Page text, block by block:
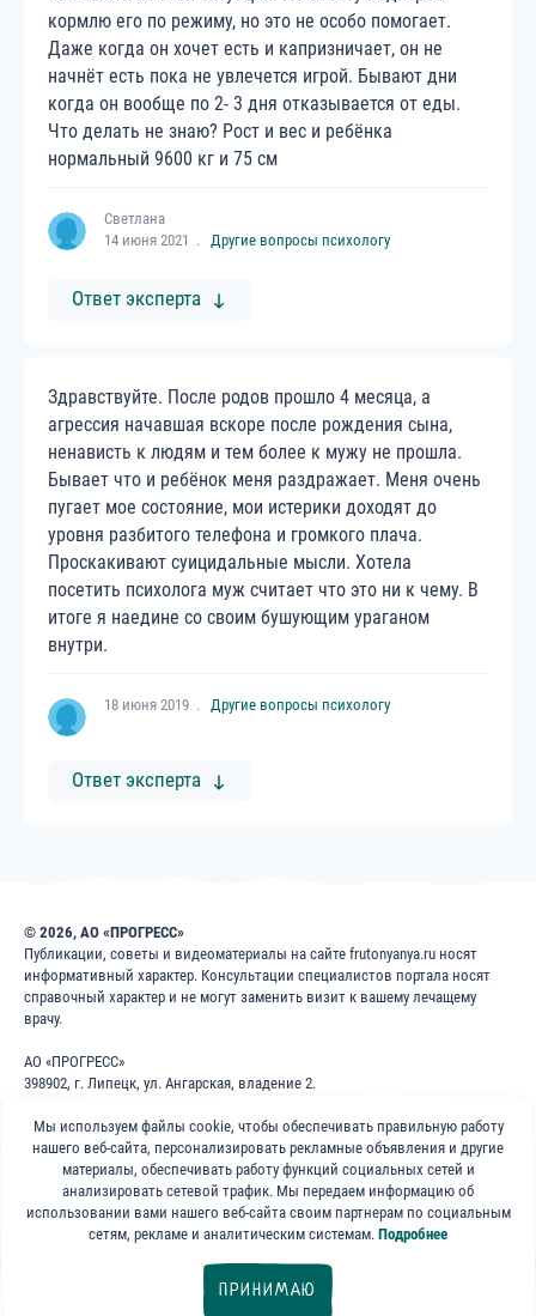
кормлю его по режиму, но это не особо помогает.
Даже когда он хочет есть и капризничает, он не
начнёт есть пока не увлечется игрой. Бывают дни
когда он вообще по 2- 3 дня отказывается от еды.
Что делать не знаю? Рост и вес и ребёнка
нормальный 9600 кг и 75 см
Светлана
14 июня 2021
Другие вопросы психологу
Ответ эксперта
Здравствуйте. После родов прошло 4 месяца, а
агрессия начавшая вскоре после рождения сына,
ненависть к людям и тем более к мужу не прошла.
Бывает что и ребёнок меня раздражает. Меня очень
пугает мое состояние, мои истерики доходят до
уровня разбитого телефона и громкого плача.
Проскакивают суицидальные мысли. Хотела
посетить психолога муж считает что это ни к чему. В
итоге я наедине со своим бушующим ураганом
внутри.
18 июня 2019 Другие вопросы психологу
Ответ эксперта
Другие вопросы психологу
© 2026, АО «ПРОГРЕСС»
Публикации, советы и видеоматериалы на сайте frutonyanya.ru носят
информативный характер. Консультации специалистов портала носят
справочный характер и не могут заменить визит к вашему лечащему
врачу.
АО «ПРОГРЕСС»
398902, г. Липецк, ул. Ангарская, владение 2.
ОГРН: 1024840823996
8 800 200 1 400
Бесплатно для звонков по России
Мы используем файлы cookie, чтобы обеспечивать правильную работу
нашего веб-сайта, персонализировать рекламные объявления и другие
материалы, обеспечивать работу функций социальных сетей и
анализировать сетевой трафик. Мы передаем информацию об
использовании вами нашего веб-сайта своим партнерам по социальным
сетям, рекламе и аналитическим системам. Подробнее
ПРИНИМАЮ